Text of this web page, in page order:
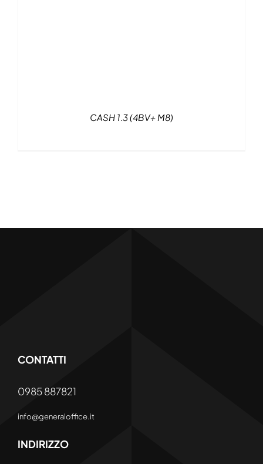
CASH 1.3 (4BV+ M8)
CONTATTI
0985 887821
info@generaloffice.it
INDIRIZZO